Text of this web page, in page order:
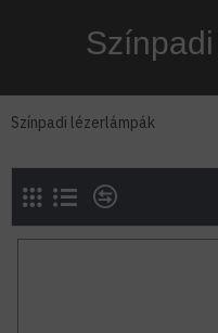
Színpadi lézerlámpák